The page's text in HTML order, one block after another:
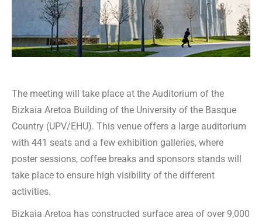
The meeting will take place at the Auditorium of the
Bizkaia Aretoa Building of the University of the Basque
Country (UPV/EHU). This venue offers a large auditorium
with 441 seats and a few exhibition galleries, where
poster sessions, coffee breaks and sponsors stands will
take place to ensure high visibility of the different
activities.
Bizkaia Aretoa has constructed surface area of over 9,000